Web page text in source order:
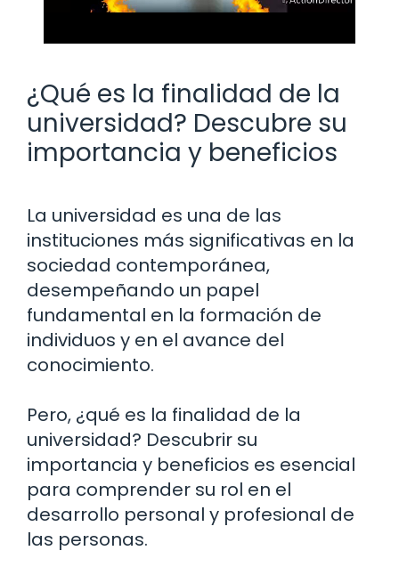
¿Qué es la finalidad de la
universidad? Descubre su
importancia y beneficios
La universidad es una de las
instituciones más significativas en la
sociedad contemporánea,
desempeñando un papel
fundamental en la formación de
individuos y en el avance del
conocimiento.
Pero, ¿qué es la finalidad de la
universidad? Descubrir su
importancia y beneficios es esencial
para comprender su rol en el
desarrollo personal y profesional de
las personas.